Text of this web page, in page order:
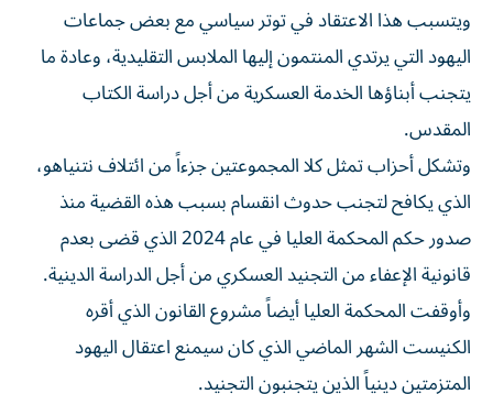
ويتسبب هذا الاعتقاد في ‌توتر سياسي مع بعض جماعات
اليهود التي يرتدي المنتمون إليها الملابس التقليدية، وعادة ما
يتجنب أبناؤها الخدمة العسكرية من أجل دراسة الكتاب
المقدس.
وتشكل أحزاب تمثل كلا المجموعتين جزءاً من ائتلاف نتنياهو،
الذي يكافح لتجنب حدوث انقسام بسبب هذه القضية منذ
صدور حكم المحكمة العليا في عام 2024 الذي قضى بعدم
قانونية الإعفاء من التجنيد العسكري من أجل الدراسة الدينية.
وأوقفت ⁠المحكمة العليا أيضاً مشروع القانون الذي أقره
الكنيست الشهر الماضي الذي كان سيمنع اعتقال اليهود
المتزمتين دينياً الذين يتجنبون التجنيد.